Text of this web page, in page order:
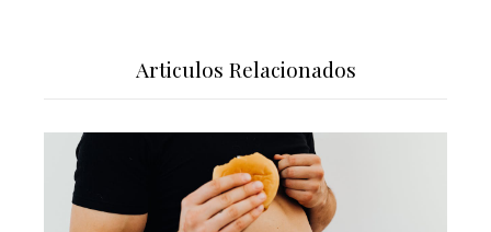
Articulos Relacionados